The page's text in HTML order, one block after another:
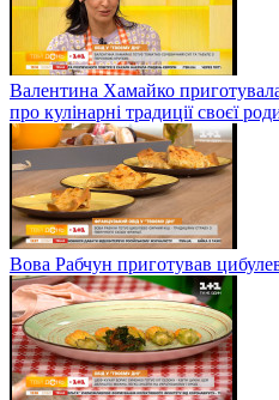
Валентина Хамайко
про кулінарні традиції своєї
Вова Рабчун приготував